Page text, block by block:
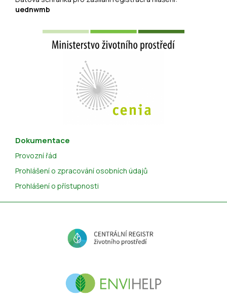
uednwmb
Dokumentace
Provozní řád
Prohlášení o zpracování osobních údajů
Prohlášení o přístupnosti